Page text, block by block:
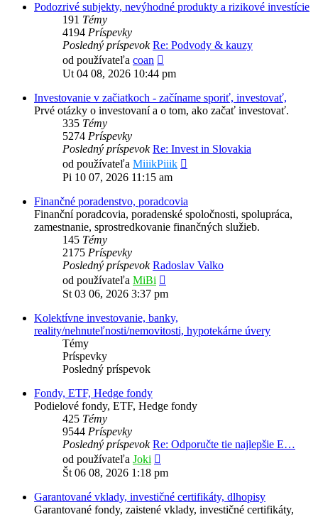
Podozrivé subjekty, nevýhodné produkty a rizikové investície
191 Témy
4194 Príspevky
Posledný príspevok Re: Podvody & kauzy
od používateľa coan
posledný
príspevok
Ut 04 08, 2026 10:44 pm
Investovanie v začiatkoch - začíname sporiť, investovať,
Prvé otázky o investovaní a o tom, ako začať investovať.
335 Témy
5274 Príspevky
Posledný príspevok Re: Invest in Slovakia
od používateľa MiiikPiiik
Pi 10 07, 2026 11:15 am
Finančné poradenstvo, poradcovia
Finanční poradcovia, poradenské spoločnosti, spolupráca,
zamestnanie, sprostredkovanie finančných služieb.
145 Témy
2175 Príspevky
Posledný príspevok Radoslav Valko
od používateľa MiBi
posledný
St 03 06, 2026 3:37 pm
Kolektívne investovanie, banky,
reality/nehnuteľnosti/nemovitosti, hypotekárne úvery
Témy
Príspevky
Posledný príspevok
Fondy, ETF, Hedge fondy
Podielové fondy, ETF, Hedge fondy
425 Témy
9544 Príspevky
Posledný príspevok Re: Odporučte tie najlepšie E…
od používateľa Joki
posledný
Št 06 08, 2026 1:18 pm
Garantované vklady, investičné certifikáty, dlhopisy
Garantované fondy, zaistené vklady, investičné certifikáty,